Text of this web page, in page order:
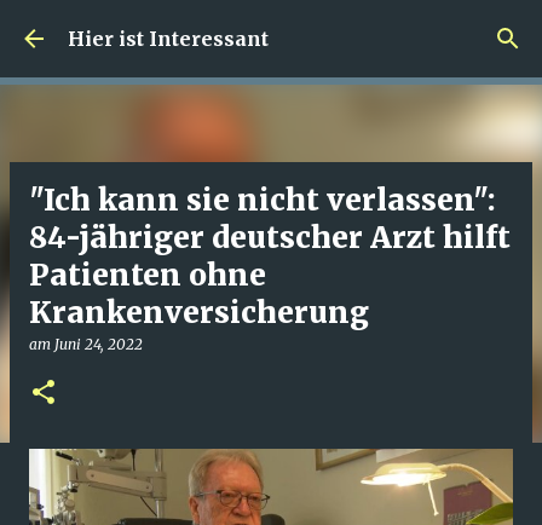
Direkt zum Hauptbereich
Hier ist Interessant
"Ich kann sie nicht verlassen":
84-jähriger deutscher Arzt hilft
Patienten ohne
Krankenversicherung
am Juni 24, 2022